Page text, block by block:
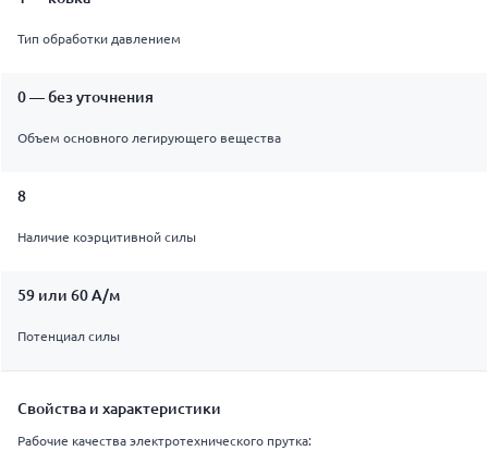
Тип обработки давлением
0 — без уточнения
Объем основного легирующего вещества
8
Наличие коэрцитивной силы
59 или 60 А/м
Потенциал силы
Свойства и характеристики
Рабочие качества электротехнического прутка: